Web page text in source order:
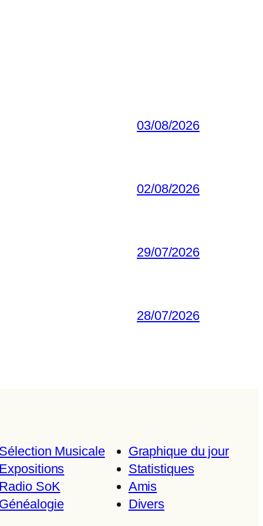
03/08/2026
02/08/2026
29/07/2026
28/07/2026
Sélection Musicale
Expositions
Radio SoK
Généalogie
Graphique du jour
Statistiques
Amis
Divers